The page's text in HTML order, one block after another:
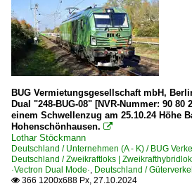
BUG Vermietungsgesellschaft mbH,
Dual "248-BUG-08" [NVR-Nummer: 90 80
einem Schwellenzug am 25.10.24 Höhe
Hohenschönhausen. 
Lothar Stöckmann
Deutschland / Unternehmen (A - K) / BUG
Deutschland / Zweikraftloks |
·Vectron Dual Mode·, Deutschland /
 366 1200x688 Px, 27.10.2024